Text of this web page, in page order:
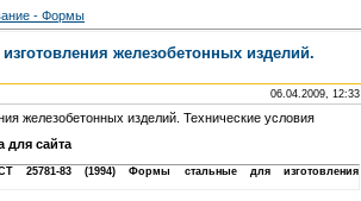
- Фopмы
железобетонных изделий.
06.04.2009, 12:33
железобетонных изделий. Технические условия
для сайта
25781-83 (1994) Формы стальные для изготовления